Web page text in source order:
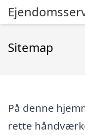
Sitemap
På denne
rette